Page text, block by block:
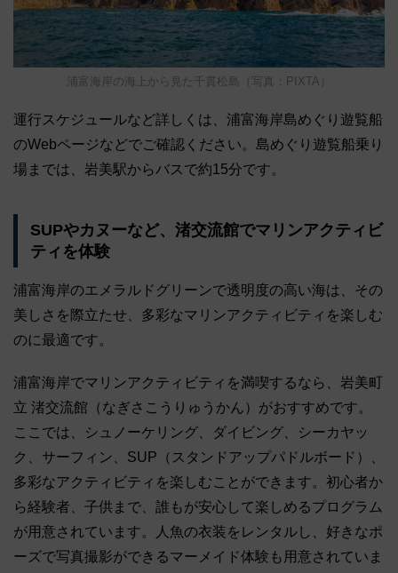
浦富海岸の海上から見た千貫松島（写真：PIXTA）
運行スケジュールなど詳しくは、浦富海岸島めぐり遊覧船
のWebページなどでご確認ください。島めぐり遊覧船乗り
場までは、岩美駅からバスで約15分です。
SUPやカヌーなど、渚交流館でマリンアクティビ
ティを体験
浦富海岸のエメラルドグリーンで透明度の高い海は、その
美しさを際立たせ、多彩なマリンアクティビティを楽しむ
のに最適です。
浦富海岸でマリンアクティビティを満喫するなら、岩美町
立 渚交流館（なぎさこうりゅうかん）がおすすめです。
ここでは、シュノーケリング、ダイビング、シーカヤッ
ク、サーフィン、SUP（スタンドアップパドルボード）、
多彩なアクティビティを楽しむことができます。初心者か
ら経験者、子供まで、誰もが安心して楽しめるプログラム
が用意されています。人魚の衣装をレンタルし、好きなポ
ーズで写真撮影ができるマーメイド体験も用意されていま